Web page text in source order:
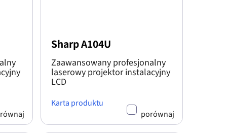
Sharp A104U
Zaawansowany profesjonalny
laserowy projektor instalacyjny
LCD
Karta produktu
porównaj